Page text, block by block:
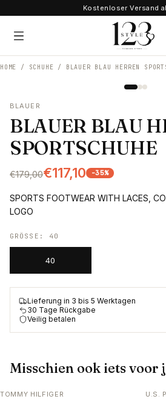
Kostenloser Versand
HOME / SCHUHE / BLAUER BLAU HERREN
BLAUER
BLAUER BLAU
SPORTSCHUHE
€179,00€117,10 -35%
SPORTS FOOTWEAR WITH LACES,
LOGO
GRÖSSE : 40
40
Lieferung in 3 bis 5 Werktagen
30 Tage Rückgabe
Veilig betalen
Misschien ook iets voor
TOMMY HILFIGER U.S.